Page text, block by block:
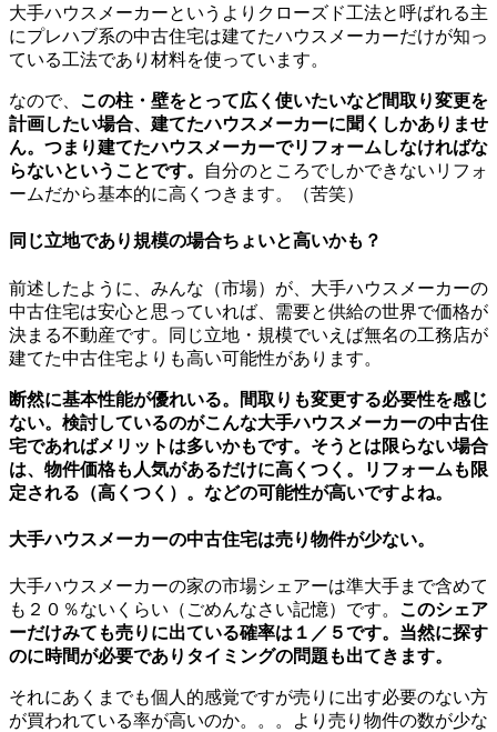
大手ハウスメーカーというよりクローズド工法と呼ばれる主
にプレハブ系の中古住宅は建てたハウスメーカーだけが知っ
ている工法であり材料を使っています。
なので、 この柱・壁をとって広く使いたいなど間取り変更を
計画したい場合、建てたハウスメーカーに聞くしかありませ
ん。つまり建てたハウスメーカーでリフォームしなければな
らないということです。
自分のところでしかできないリフォ
ームだから基本的に高くつきます。（苦笑）
同じ立地であり規模の場合ちょいと高いかも？
前述したように、みんな（市場）が、大手ハウスメーカーの
中古住宅は安心と思っていれば、需要と供給の世界で価格が
決まる不動産です。同じ立地・規模でいえば無名の工務店が
建てた中古住宅よりも高い可能性があります。
断然に基本性能が優れいる。間取りも変更する必要性を感じ
ない。検討しているのがこんな大手ハウスメーカーの中古住
宅であればメリットは多いかもです。そうとは限らない場合
は、物件価格も人気があるだけに高くつく。リフォームも限
定される（高くつく）。などの可能性が高いですよね。
大手ハウスメーカーの中古住宅は売り物件が少ない。
大手ハウスメーカーの家の市場シェアーは準大手まで含めて
も２０％ないくらい（ごめんなさい記憶）です。 このシェア
ーだけみても売りに出ている確率は１／５です。当然に探す
のに時間が必要でありタイミングの問題も出てきます。
それにあくまでも個人的感覚ですが売りに出す必要のない方
が買われている率が高いのか。。。より売り物件の数が少な